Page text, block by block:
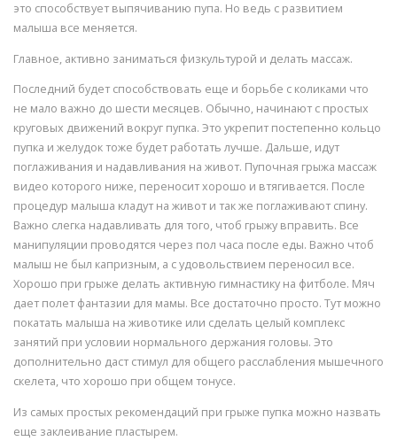
это способствует выпячиванию пупа. Но ведь с развитием
малыша все меняется.
Главное, активно заниматься физкультурой и делать массаж.
Последний будет способствовать еще и борьбе с коликами что
не мало важно до шести месяцев. Обычно, начинают с простых
круговых движений вокруг пупка. Это укрепит постепенно кольцо
пупка и желудок тоже будет работать лучше. Дальше, идут
поглаживания и надавливания на живот. Пупочная грыжа массаж
видео которого ниже, переносит хорошо и втягивается. После
процедур малыша кладут на живот и так же поглаживают спину.
Важно слегка надавливать для того, чтоб грыжу вправить. Все
манипуляции проводятся через пол часа после еды. Важно чтоб
малыш не был капризным, а с удовольствием переносил все.
Хорошо при грыже делать активную гимнастику на фитболе. Мяч
дает полет фантазии для мамы. Все достаточно просто. Тут можно
покатать малыша на животике или сделать целый комплекс
занятий при условии нормального держания головы. Это
дополнительно даст стимул для общего расслабления мышечного
скелета, что хорошо при общем тонусе.
Из самых простых рекомендаций при грыже пупка можно назвать
еще заклеивание пластырем.